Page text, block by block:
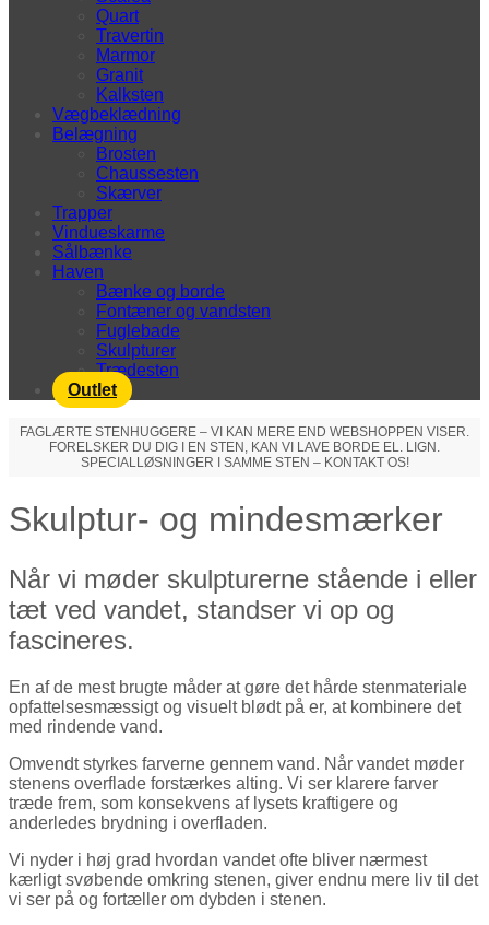
Quart
Travertin
Marmor
Granit
Kalksten
Vægbeklædning
Belægning
Brosten
Chaussesten
Skærver
Trapper
Vindueskarme
Sålbænke
Haven
Bænke og borde
Fontæner og vandsten
Fuglebade
Skulpturer
Trædesten
Outlet
FAGLÆRTE STENHUGGERE – VI KAN MERE END WEBSHOPPEN VISER.
FORELSKER DU DIG I EN STEN, KAN VI LAVE BORDE EL. LIGN.
SPECIALLØSNINGER I SAMME STEN – KONTAKT OS!
Skulptur- og mindesmærker
Når vi møder skulpturerne stående i eller
tæt ved vandet, standser vi op og
fascineres.
En af de mest brugte måder at gøre det hårde stenmateriale
opfattelsesmæssigt og visuelt blødt på er, at kombinere det
med rindende vand.
Omvendt styrkes farverne gennem vand. Når vandet møder
stenens overflade forstærkes alting. Vi ser klarere farver
træde frem, som konsekvens af lysets kraftigere og
anderledes brydning i overfladen.
Vi nyder i høj grad hvordan vandet ofte bliver nærmest
kærligt svøbende omkring stenen, giver endnu mere liv til det
vi ser på og fortæller om dybden i stenen.